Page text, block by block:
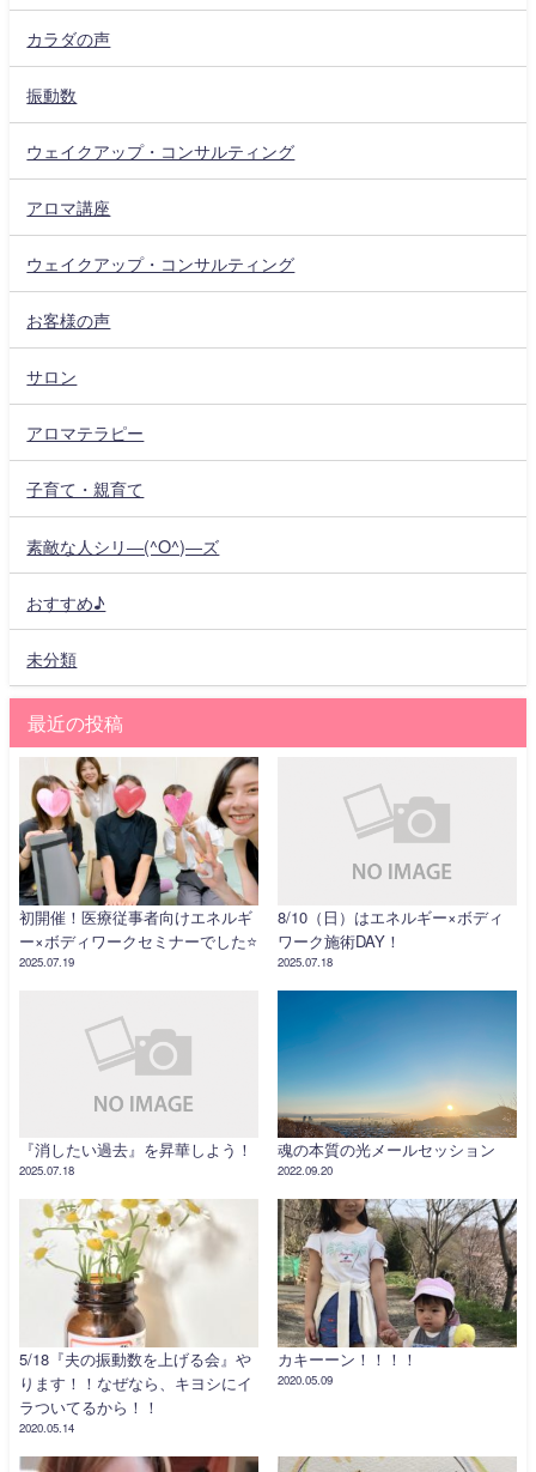
カラダの声
振動数
ウェイクアップ・コンサルティング
アロマ講座
ウェイクアップ・コンサルティング
お客様の声
サロン
アロマテラピー
子育て・親育て
素敵な人シリ―(^O^)―ズ
おすすめ♪
未分類
最近の投稿
初開催！医療従事者向けエネルギ
ー×ボディワークセミナーでした⭐️
2025.07.19
8/10（日）はエネルギー×ボディ
ワーク施術DAY！
2025.07.18
『消したい過去』を昇華しよう！
2025.07.18
魂の本質の光メールセッション
2022.09.20
5/18『夫の振動数を上げる会』や
ります！！なぜなら、キヨシにイ
ラついてるから！！
2020.05.14
カキーーン！！！！
2020.05.09